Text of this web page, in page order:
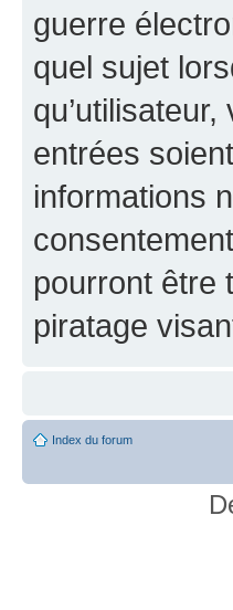
guerre
quel sujet
entrées
informations
pourront être
piratage
Index du forum